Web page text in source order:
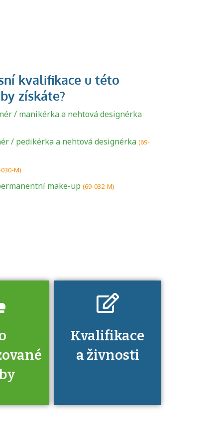
/ manikérka a nehtová designérka
/ pedikérka a nehtová designérka (69-
M)
make-up (69-032-M)
Kvalifikace
a živnosti
podmínkou k